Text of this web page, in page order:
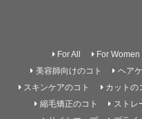
For All For Women
美容師向けのコト
ヘア
スキンケアのコト
カットの
縮毛矯正のコト
ストレ